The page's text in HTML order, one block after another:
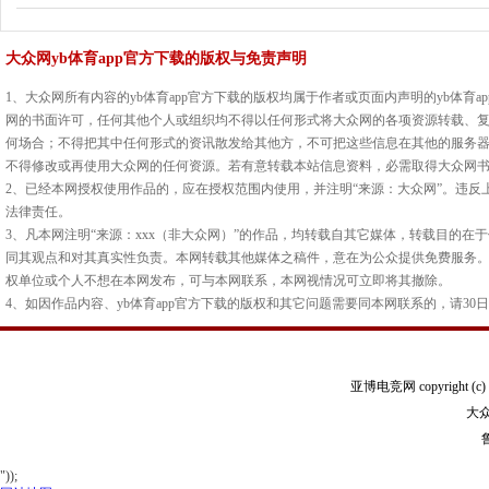
大众网yb体育app官方下载的版权与免责声明
1、大众网所有内容的yb体育app官方下载的版权均属于作者或页面内声明的yb体育
网的书面许可，任何其他个人或组织均不得以任何形式将大众网的各项资源转载、
何场合；不得把其中任何形式的资讯散发给其他方，不可把这些信息在其他的服务
不得修改或再使用大众网的任何资源。若有意转载本站信息资料，必需取得大众网
2、已经本网授权使用作品的，应在授权范围内使用，并注明“来源：大众网”。违
法律责任。
3、凡本网注明“来源：xxx（非大众网）”的作品，均转载自其它媒体，转载目的在
同其观点和对其真实性负责。本网转载其他媒体之稿件，意在为公众提供免费服务
权单位或个人不想在本网发布，可与本网联系，本网视情况可立即将其撤除。
4、如因作品内容、yb体育app官方下载的版权和其它问题需要同本网联系的，请30
亚博电竞网 copyright
大
"));